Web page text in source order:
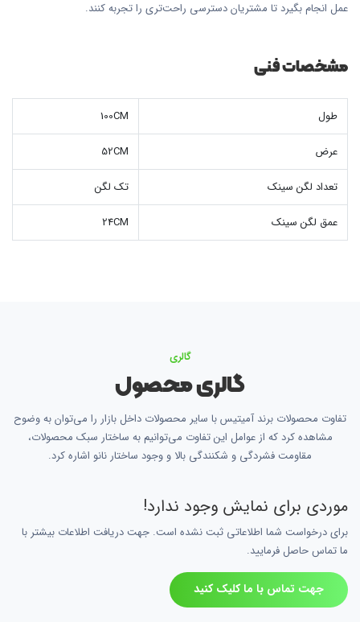
عمل انجام بگیرد تا مشتریان دسترسی راحت‌تری را تجربه کنند.
مشخصات فنی
طول 100CM
عرض 52CM
تعداد لگن سینک تک لگن
عمق لگن سینک 24CM
گالری
گالری محصول
تفاوت محصولات برند آمیتیس با سایر محصولات داخل بازار را می‌توان به وضوح
مشاهده کرد که از عوامل این تفاوت می‌توانیم به ساختار سبک محصولات،
مقاومت فشردگی و شکنندگی بالا و وجود ساختار نانو اشاره کرد.
موردی برای نمایش وجود ندارد!
برای درخواست شما اطلاعاتی ثبت نشده است. جهت دریافت اطلاعات بیشتر با
ما تماس حاصل فرمایید.
جهت تماس با ما کلیک کنید